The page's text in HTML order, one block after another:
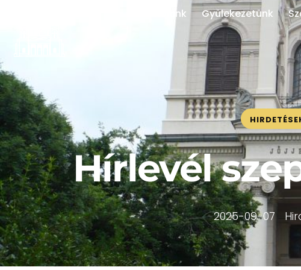
Rólunk Gyülekezetünk
Hírlevél
2025-09-07